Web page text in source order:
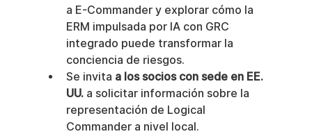
a E-Commander y explorar cómo la
ERM impulsada por IA con GRC
integrado puede transformar la
conciencia de riesgos.
Se invita a los socios con sede en EE.
UU. a solicitar información sobre la
representación de Logical
Commander a nivel local.